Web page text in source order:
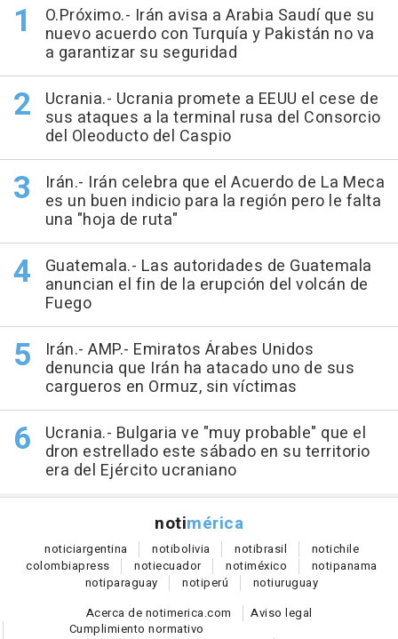
O.Próximo.- Irán avisa a Arabia Saudí que su
nuevo acuerdo con Turquía y Pakistán no va
a garantizar su seguridad
Ucrania.- Ucrania promete a EEUU el cese de
sus ataques a la terminal rusa del Consorcio
del Oleoducto del Caspio
Irán.- Irán celebra que el Acuerdo de La Meca
es un buen indicio para la región pero le falta
una "hoja de ruta"
Guatemala.- Las autoridades de Guatemala
anuncian el fin de la erupción del volcán de
Fuego
Irán.- AMP.- Emiratos Árabes Unidos
denuncia que Irán ha atacado uno de sus
cargueros en Ormuz, sin víctimas
Ucrania.- Bulgaria ve "muy probable" que el
dron estrellado este sábado en su territorio
era del Ejército ucraniano
notimérica
noticiargentina notibolivia notibrasil notichile
colombiapress notiecuador notiméxico notipanama
notiparaguay notiperú notiuruguay
Acerca de notimerica.com
Aviso legal
Cumplimiento normativo